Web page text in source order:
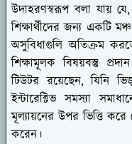
উদাহরণস্বরূপ বলা যায়
শিক্ষার্থীদের জন্য একটি
অসুবিধাগুলি অতিক্রম
শিক্ষামূলক বিষয়বস্তু
টিউটর রয়েছেন, যিনি
ইন্টারেক্টিভ সমস্যা
মূল্যায়নের উপর ভিত্তি করে
করেন।